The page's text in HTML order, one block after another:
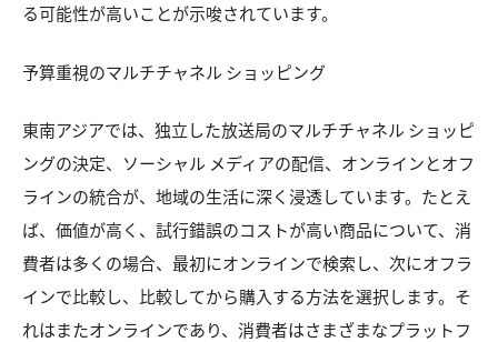
る可能性が高いことが示唆されています。
予算重視のマルチチャネル ショッピング
東南アジアでは、独立した放送局のマルチチャネル ショッピ
ングの決定、ソーシャル メディアの配信、オンラインとオフ
ラインの統合が、地域の生活に深く浸透しています。たとえ
ば、価値が高く、試行錯誤のコストが高い商品について、消
費者は多くの場合、最初にオンラインで検索し、次にオフラ
インで比較し、比較してから購入する方法を選択します。そ
れはまたオンラインであり、消費者はさまざまなプラットフ